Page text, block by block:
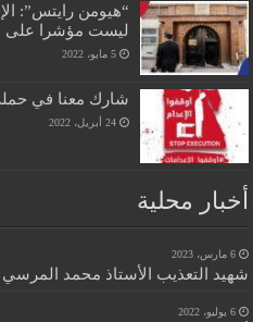
“هيومن رايتس”:
ليست مؤشرا على
5 مايو، 2022
شارك معنا في حملة
24 أبريل، 2022
أخبار محلية
6 مارس، 2023
شهيد التعذيب الأستاذ محمد المرسي
6 يوليو، 2022